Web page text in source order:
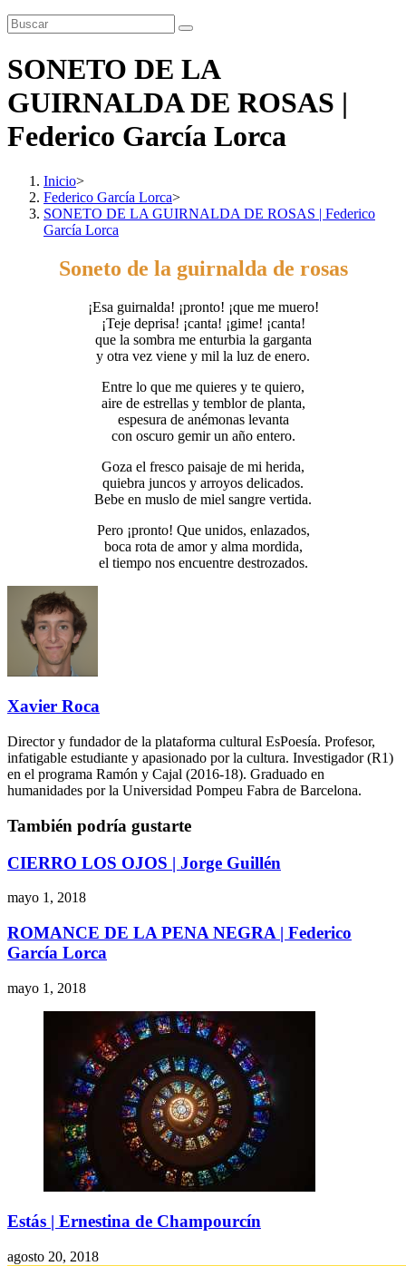
SONETO DE LA
GUIRNALDA DE ROSAS |
Federico García Lorca
Inicio>
Federico García Lorca>
SONETO DE LA GUIRNALDA DE ROSAS | Federico
García Lorca
Soneto de la guirnalda de rosas
¡Esa guirnalda! ¡pronto! ¡que me muero!
¡Teje deprisa! ¡canta! ¡gime! ¡canta!
que la sombra me enturbia la garganta
y otra vez viene y mil la luz de enero.
Entre lo que me quieres y te quiero,
aire de estrellas y temblor de planta,
espesura de anémonas levanta
con oscuro gemir un año entero.
Goza el fresco paisaje de mi herida,
quiebra juncos y arroyos delicados.
Bebe en muslo de miel sangre vertida.
Pero ¡pronto! Que unidos, enlazados,
boca rota de amor y alma mordida,
el tiempo nos encuentre destrozados.
Xavier Roca
Director y fundador de la plataforma cultural EsPoesía. Profesor,
infatigable estudiante y apasionado por la cultura. Investigador (R1)
en el programa Ramón y Cajal (2016-18). Graduado en
humanidades por la Universidad Pompeu Fabra de Barcelona.
También podría gustarte
CIERRO LOS OJOS | Jorge Guillén
mayo 1, 2018
ROMANCE DE LA PENA NEGRA | Federico
García Lorca
mayo 1, 2018
Estás | Ernestina de Champourcín
agosto 20, 2018